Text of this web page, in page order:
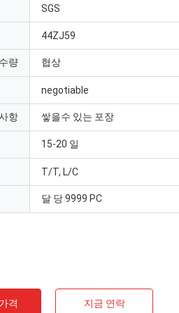
SGS
44ZJ59
량 협상
negotiable
항 쌓을수 있는 포장
15-20 일
T/T, L/C
달 당 9999 PC
격 지금 연락